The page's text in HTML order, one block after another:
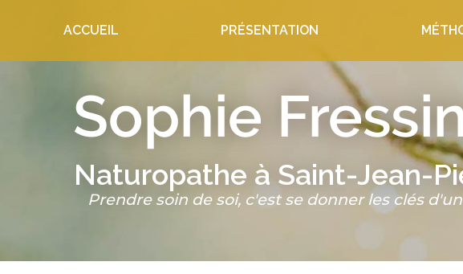
ACCUEIL PRÉSENTATION
Naturopathe à Saint-Jean-
Prendre soin de soi, c'est se donner les clés